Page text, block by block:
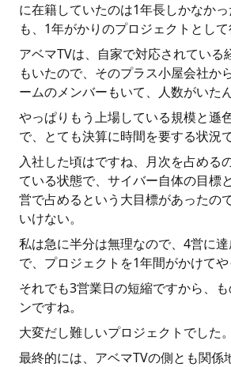
に在籍していたのは1年長しかなか
も、1年がかりのプロジェクトとして
アベマTVは、自家で対応されている
もいたので、そのプラス小屋会社か
ームのメンバーもいて、人数がいた
やっぱりもう上場している規模と遜
で、とても決算に時間を要する状況で
入社した頃はですね、月次を占める
ている状態で、サイバー自体の目標
営で占めるという大目標があったの
いけない。
私は急に半分は無理なので、4営に
で、プロジェクトを1年間がかけてや
それでも3営業日の短縮ですから、
ンですね。
大変だし難しいプロジェクトでした。
最終的には、アベマTVの側とも関係